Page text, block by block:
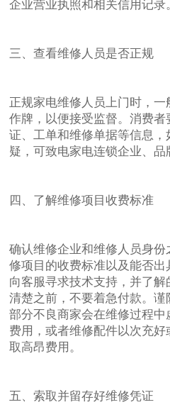
企业营业执照和相关信用记录
三、查看维修人员是否正规
正规家电维修人员上门时，
作牌，以便接受监督。消费
证、工单和维修单据等信息
疑，可致电家电连锁企业、品
四、了解维修项目收费标准
确认维修企业和维修人员身
修项目的收费标准以及能否
向客服寻求技术支持，并了
清楚之前，不要着急付款。谨
部分不良商家会在维修过程
费用，或者维修配件以次充
取高昂费用。
五、索取并留存好维修凭证